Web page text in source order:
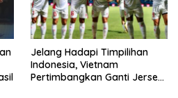
Jelang Hadapi Timpilihan
Indonesia, Vietnam
Pertimbangkan Ganti Jersey